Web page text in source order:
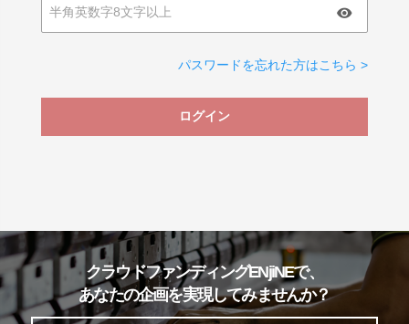
パスワードを忘れた方はこちら >
ログイン
クラウドファンディングENjiNEで、
あなたの企画を実現してみませんか？